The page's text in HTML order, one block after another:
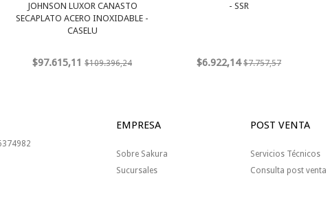
JOHNSON LUXOR CANASTO
SECAPLATO ACERO INOXIDABLE -
CASELU
$97.615,11 $109.396,24
- SSR
$6.922,14 $7.757,57
EMPRESA
Sobre Sakura
Sucursales
POST VENTA
Servicios Técnicos
Consulta post venta